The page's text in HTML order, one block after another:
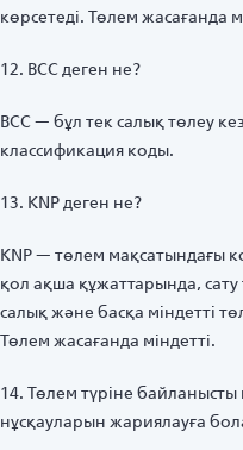
көрсетеді. Төлем жасағанда
12. BCC деген не?
BCC — бұл тек салық төлеу
классификация коды.
13. KNP деген не?
KNP — төлем мақсатындағы
қол ақша құжаттарында,
салық және басқа міндетті
Төлем жасағанда міндетті.
14. Төлем түріне байланысты
нұсқауларын жариялауға